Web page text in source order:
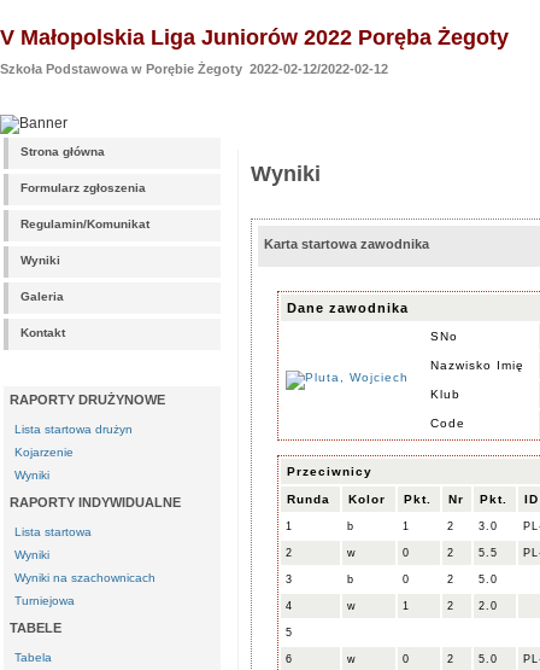
V Małopolskia Liga Juniorów 2022 Poręba Żegoty
Szkoła Podstawowa w Porębie Żegoty 2022-02-12/2022-02-12
Strona główna
Formularz zgłoszenia
Regulamin/Komunikat
Wyniki
Galeria
Kontakt
RAPORTY DRUŻYNOWE
Lista startowa drużyn
Kojarzenie
Wyniki
RAPORTY INDYWIDUALNE
Lista startowa
Wyniki
Wyniki na szachownicach
Turniejowa
TABELE
Tabela
Wyniki
Karta startowa zawodnika
Dane zawodnika
SNo
Nazwisko Imię
Klub
Code
Przeciwnicy
Runda Kolor Pkt. Nr Pkt.
1 b 1 2 3.0
2 w 0 2 5.5
3 b 0 2 5.0
4 w 1 2 2.0
5
6 w 0 2 5.0